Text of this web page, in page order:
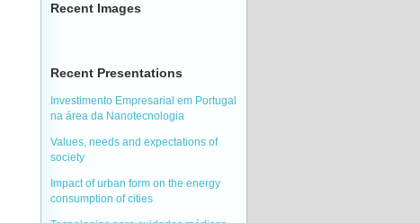
Recent Images
Recent Presentations
Investimento Empresarial em Portugal
na área da Nanotecnologia
Values, needs and expectations of
society
Impact of urban form on the energy
consumption of cities